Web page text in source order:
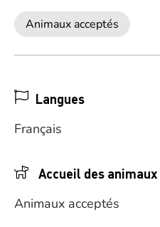
Animaux acceptés
Langues
Français
Accueil des animaux
Animaux acceptés